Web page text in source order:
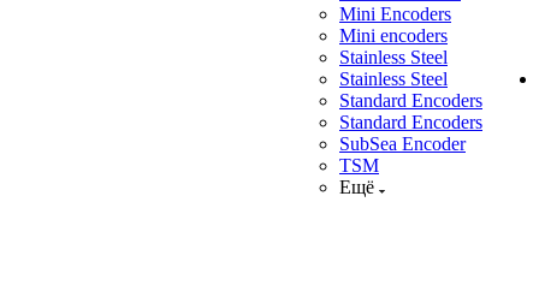
Mini Encoders
Mini encoders
Stainless Steel
Stainless Steel
Standard Encoders
Standard Encoders
SubSea Encoder
TSM
Ещё